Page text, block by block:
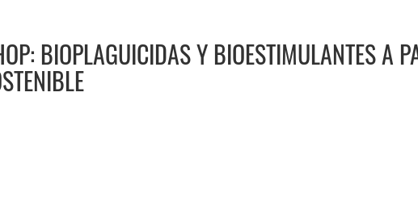
BIOPLAGUICIDAS Y BIOESTIMULANTES A